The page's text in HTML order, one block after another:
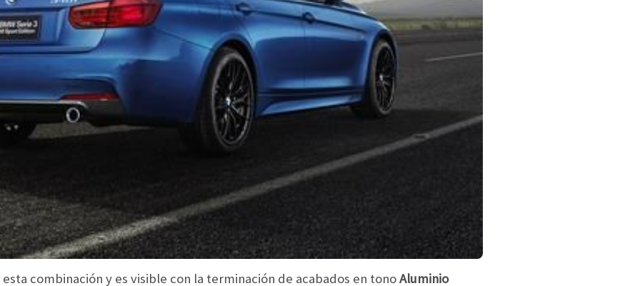
combinación y es visible con la terminación de acabados en tonoAluminio